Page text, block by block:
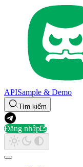
APISample & Demo
Tìm kiếm
Đăng nhập